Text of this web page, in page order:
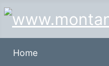
Home